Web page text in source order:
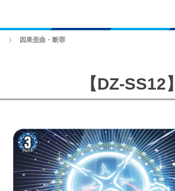
因果歪曲・断罪
【DZ-